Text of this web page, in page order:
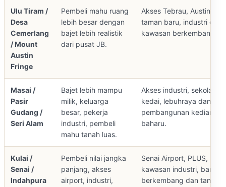
Ulu Tiram /
Desa
Cemerlang
/ Mount
Austin
Fringe
Pembeli mahu ruang
lebih besar dengan
bajet lebih realistik
dari pusat JB.
Akses Tebrau, Austin,
taman baru, industri dan
kawasan berkembang.
Masai /
Pasir
Gudang /
Seri Alam
Bajet lebih mampu
milik, keluarga
besar, pekerja
industri, pembeli
mahu tanah luas.
Akses industri, sekolah,
kedai, lebuhraya dan
pembangunan kediaman
baharu.
Kulai /
Senai /
Indahpura
Pembeli nilai jangka
panjang, akses
airport, industri,
Senai Airport, PLUS,
kawasan industri, bandar
berkembang dan tanah